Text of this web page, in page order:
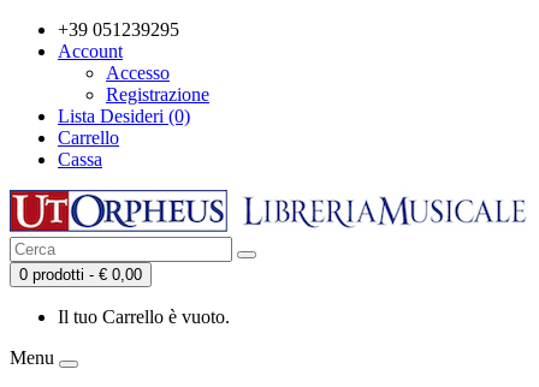
+39 051239295
Account
Accesso
Registrazione
Lista Desideri (0)
Carrello
Cassa
0 prodotti - € 0,00
Il tuo Carrello è vuoto.
Menu